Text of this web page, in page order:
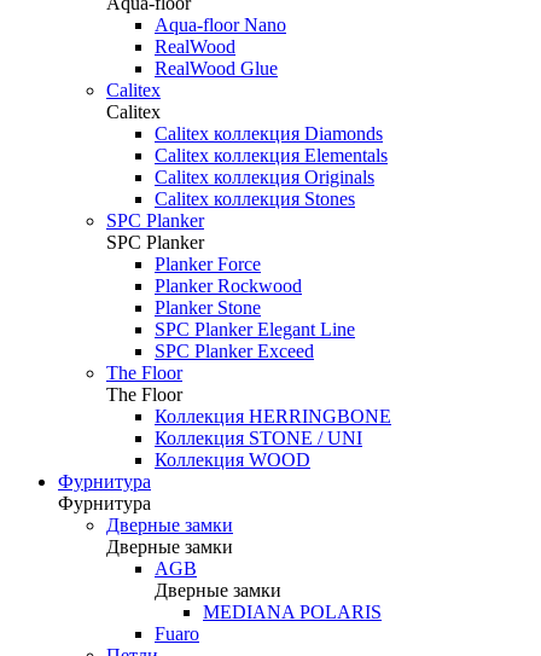
Aqua-floor Nano
RealWood
RealWood Glue
Calitex
Calitex
Calitex коллекция Diamonds
Calitex коллекция Elementals
Calitex коллекция Originals
Calitex коллекция Stones
SPC Planker
SPC Planker
Planker Force
Planker Rockwood
Planker Stone
SPC Planker Elegant Line
SPC Planker Exceed
The Floor
The Floor
Коллекция HERRINGBONE
Коллекция STONE / UNI
Коллекция WOOD
Фурнитура
Фурнитура
Дверные замки
Дверные замки
AGB
Дверные замки
MEDIANA POLARIS
Fuaro